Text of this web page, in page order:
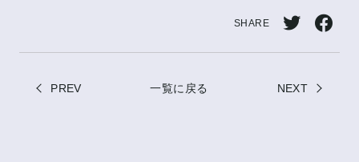
SHARE
シェ
でシ
PREV 一覧に戻る NEXT